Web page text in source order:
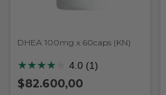
DHEA 100mg x 60caps (KN)
★★★★ 4.0 (1)
$82.600,00